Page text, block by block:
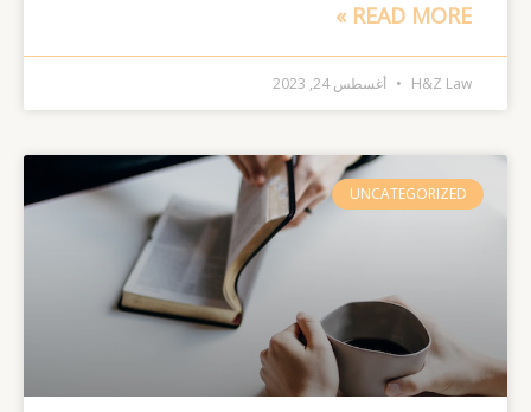
READ MORE »
H&Z Law أغسطس 24, 2023
UNCATEGORIZED